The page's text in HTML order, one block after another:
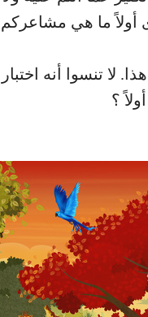
ما هي
لا تنسوا أنه
؟